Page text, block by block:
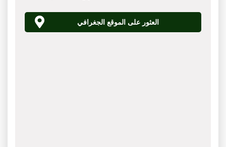
العثور على الموقع الجغرافي